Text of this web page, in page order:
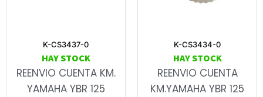
K-CS3437-0
HAY STOCK
REENVIO CUENTA KM.
YAMAHA YBR 125
K-CS3434-0
HAY STOCK
REENVIO CUENTA
KM.YAMAHA YBR 125